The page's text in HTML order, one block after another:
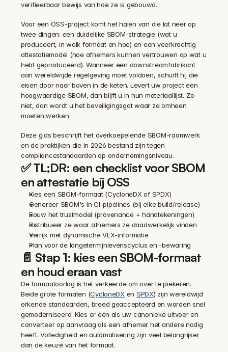
verifieerbaar bewijs van hoe ze is gebouwd.
Voor een OSS-project komt het halen van die lat neer op
twee dingen: een duidelijke SBOM-strategie (wat u
produceert, in welk formaat en hoe) en een veerkrachtig
attestatiemodel (hoe afnemers kunnen vertrouwen op wat u
hebt geproduceerd). Wanneer een downstreamfabrikant
aan wereldwijde regelgeving moet voldoen, schuift hij die
eisen door naar boven in de keten. Levert uw project een
hoogwaardige SBOM, dan blijft u in hun materiaallijst. Zo
niet, dan wordt u het beveiligingsgat waar ze omheen
moeten werken.
Deze gids beschrijft het overkoepelende SBOM-raamwerk
en de praktijken die in 2026 bestand zijn tegen
compliancestandaarden op ondernemingsniveau.
✅ TL;DR: een checklist voor SBOM
en attestatie bij OSS
Kies een SBOM-formaat (CycloneDX of SPDX)
Genereer SBOM's in CI-pipelines (bij elke build/release)
Bouw het trustmodel (provenance + handtekeningen)
Distribueer ze waar afnemers ze daadwerkelijk vinden
Verrijk met dynamische VEX-informatie
Plan voor de langetermijnlevenscyclus en -bewaring
📄 Stap 1: kies een SBOM-formaat
en houd eraan vast
De formaatoorlog is het verkeerde om over te piekeren.
Beide grote formaten (CycloneDX en SPDX) zijn wereldwijd
erkende standaarden, breed geaccepteerd en worden snel
gemoderniseerd. Kies er één als uw canonieke uitvoer en
converteer op aanvraag als een afnemer het andere nodig
heeft. Volledigheid en automatisering zijn veel belangrijker
dan de keuze van het formaat.